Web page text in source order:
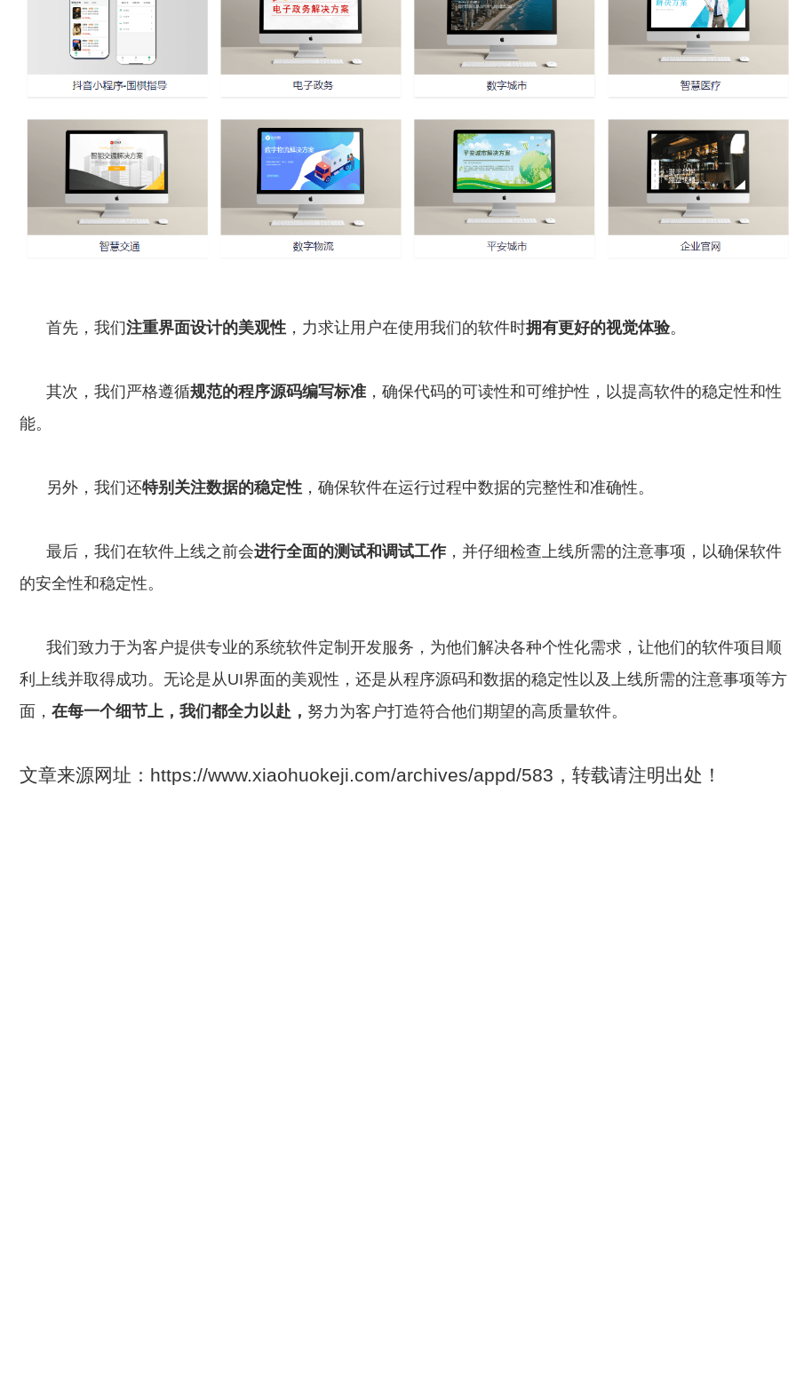
首先，我们注重界面设计的美观性 ，力求让用户在使用我们的软件时拥有更好的视觉体验。
其次，我们严格遵循规范的程序源码编写标准 ，确保代码的可读性和可维护性，以提高软件的稳定性和性
能。
另外，我们还特别关注数据的稳定性 ，确保软件在运行过程中数据的完整性和准确性。
最后，我们在软件上线之前会进行全面的测试和调试工作，并仔细检查上线所需的注意事项，以确保软件
的安全性和稳定性。
我们致力于为客户提供专业的系统软件定制开发服务，为他们解决各种个性化需求，让他们的软件项目顺
利上线并取得成功。无论是从UI界面的美观性，还是从程序源码和数据的稳定性以及上线所需的注意事项等方
面， 在每一个细节上，我们都全力以赴， 努力为客户打造符合他们期望的高质量软件。
文章来源网址：https://www.xiaohuokeji.com/archives/appd/583，转载请注明出处！